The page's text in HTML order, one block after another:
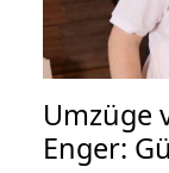
Umzüge
Enger: